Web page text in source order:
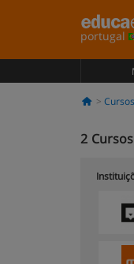
portugal
Cursos
2